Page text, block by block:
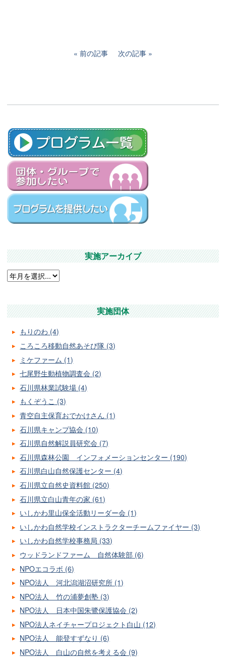
前の記事 次の記事
実施アーカイブ
実施団体
もりのわ (4)
ころころ移動自然あそび隊 (3)
ミケファーム (1)
七尾野生動植物調査会 (2)
石川県林業試験場 (4)
もくぞうこ (3)
青空自主保育おでかけさん (1)
石川県キャンプ協会 (10)
石川県自然解説員研究会 (7)
石川県森林公園 インフォメーションセンター (190)
石川県白山自然保護センター (4)
石川県立自然史資料館 (250)
石川県立白山青年の家 (61)
いしかわ里山保全活動リーダー会 (1)
いしかわ自然学校インストラクターチームファイヤー (3)
いしかわ自然学校事務局 (33)
ウッドランドファーム 自然体験部 (6)
NPOエコラボ (6)
NPO法人 河北潟湖沼研究所 (1)
NPO法人 竹の浦夢創塾 (3)
NPO法人 日本中国朱鷺保護協会 (2)
NPO法人ネイチャープロジェクト白山 (12)
NPO法人 能登すずなり (6)
NPO法人 白山の自然を考える会 (9)